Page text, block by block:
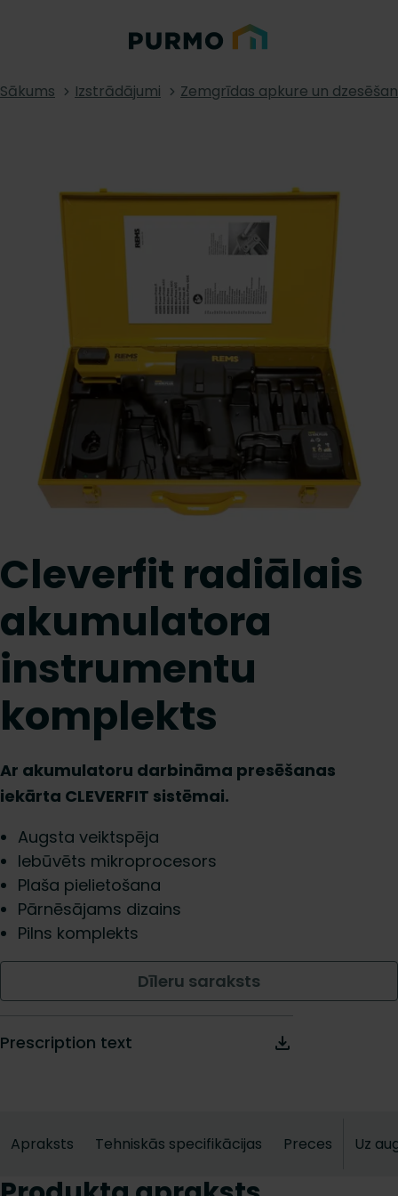
Sākums Izstrādājumi Zemgrīdas apkure un
Cleverfit radiālais
akumulatora
instrumentu
komplekts
Ar akumulatoru darbināma presēšanas
iekārta CLEVERFIT sistēmai.
Augsta veiktspēja
Iebūvēts mikroprocesors
Plaša pielietošana
Pārnēsājams dizains
Pilns komplekts
Dīleru saraksts
Prescription text
Apraksts Tehniskās specifikācijas Preces Uz